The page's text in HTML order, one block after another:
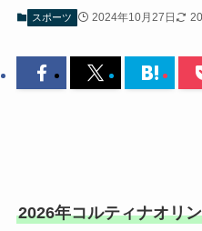
スポーツ 2024年10月27日
2026年コルティナオリ